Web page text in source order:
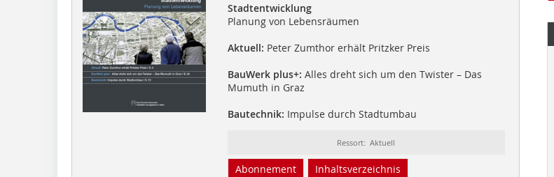
Stadtentwicklung
Planung von Lebensräumen
Aktuell: Peter Zumthor erhält Pritzker Preis
BauWerk plus+: Alles dreht sich um den Twister – Das
Mumuth in Graz
Bautechnik: Impulse durch Stadtumbau
Ressort: Aktuell
Abonnement Inhaltsverzeichnis